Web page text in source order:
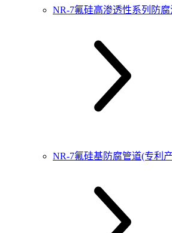
NR-7氟硅高渗透性系列防腐
NR-7氟硅基防腐管道(专利